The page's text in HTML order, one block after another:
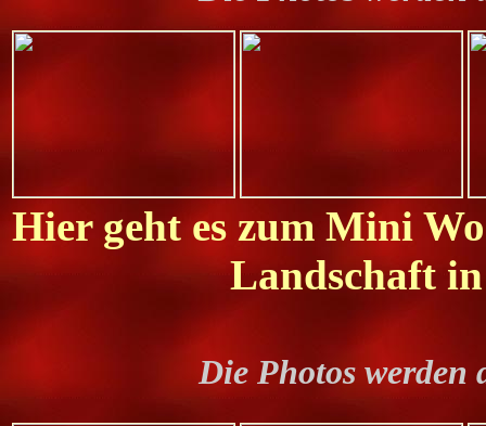
Hier geht es zum Mini
Landschaft
Die Photos